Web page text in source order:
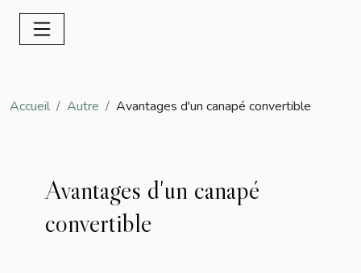
Accueil Autre Avantages d'un canapé convertible
Avantages d'un canapé
convertible